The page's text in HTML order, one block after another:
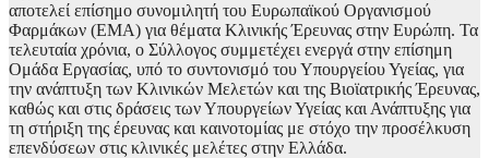
αποτελεί επίσημο συνομιλητή του Ευρωπαϊκού Οργανισμού
Φαρμάκων (ΕΜΑ) για θέματα Κλινικής Έρευνας στην Ευρώπη. Τα
τελευταία χρόνια, ο Σύλλογος συμμετέχει ενεργά στην επίσημη
Ομάδα Εργασίας, υπό το συντονισμό του Υπουργείου Υγείας, για
την ανάπτυξη των Κλινικών Μελετών και της Βιοϊατρικής Έρευνας,
καθώς και στις δράσεις των Υπουργείων Υγείας και Ανάπτυξης για
τη στήριξη της έρευνας και καινοτομίας με στόχο την προσέλκυση
επενδύσεων στις κλινικές μελέτες στην Ελλάδα.